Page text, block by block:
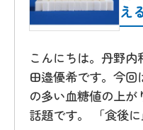
え
こんにちは。丹野
田邉優希です。今回
の多い血糖値の上
話題です。 「食後